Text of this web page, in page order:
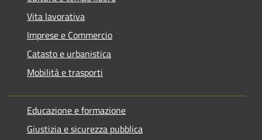
Vita lavorativa
Imprese e Commercio
Catasto e urbanistica
Mobilità e trasporti
Educazione e formazione
Giustizia e sicurezza pubblica